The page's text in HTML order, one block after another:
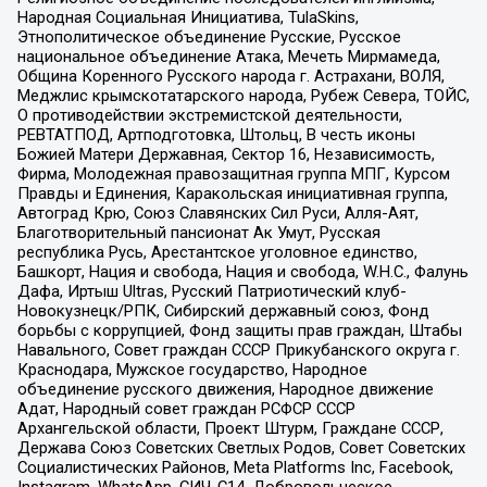
Народная Социальная Инициатива, TulaSkins,
Этнополитическое объединение Русские, Русское
национальное объединение Атака, Мечеть Мирмамеда,
Община Коренного Русского народа г. Астрахани, ВОЛЯ,
Меджлис крымскотатарского народа, Рубеж Севера, ТОЙС,
О противодействии экстремистской деятельности,
РЕВТАТПОД, Артподготовка, Штольц, В честь иконы
Божией Матери Державная, Сектор 16, Независимость,
Фирма, Молодежная правозащитная группа МПГ, Курсом
Правды и Единения, Каракольская инициативная группа,
Автоград Крю, Союз Славянских Сил Руси, Алля-Аят,
Благотворительный пансионат Ак Умут, Русская
республика Русь, Арестантское уголовное единство,
Башкорт, Нация и свобода, Нация и свобода, W.H.С., Фалунь
Дафа, Иртыш Ultras, Русский Патриотический клуб-
Новокузнецк/РПК, Сибирский державный союз, Фонд
борьбы с коррупцией, Фонд защиты прав граждан, Штабы
Навального, Совет граждан СССР Прикубанского округа г.
Краснодара, Мужское государство, Народное
объединение русского движения, Народное движение
Адат, Народный совет граждан РСФСР СССР
Архангельской области, Проект Штурм, Граждане СССР,
Держава Союз Советских Светлых Родов, Совет Советских
Социалистических Районов, Meta Platforms Inc, Facebook,